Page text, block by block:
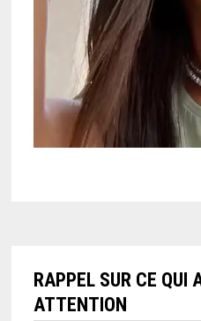
RAPPEL SUR CE QUI
ATTENTION